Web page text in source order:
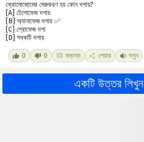
ক্রোমোজোমের মেরুকরণ হয় কোন দশায়?
[A] টেলোফেজ দশায়
[B] অ্যানাফেজ দশায় ✅
[C] প্রোফেজ দশা
[D] সবকটি দশায়
0 0 মন্তব্য শেয়ার শুনুন
একটি উত্তর লিখুন